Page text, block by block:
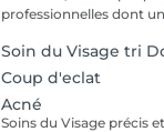
professionnelles dont
Soin du Visage tri
Coup d'eclat
Acné